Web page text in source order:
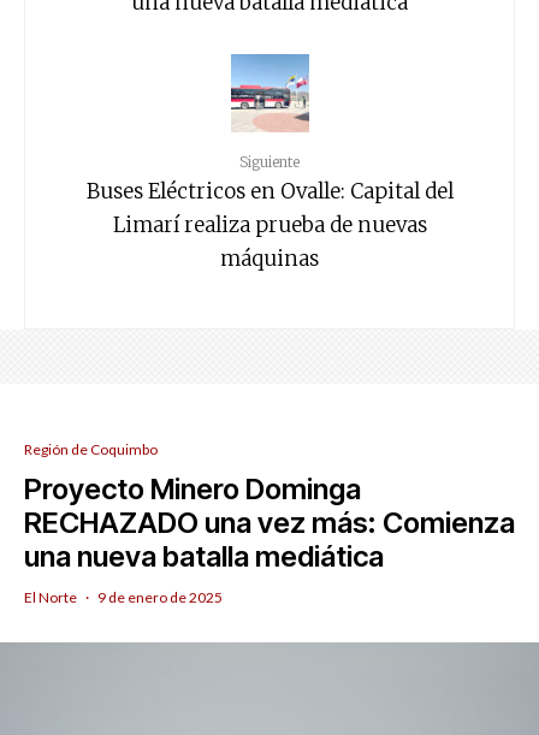
Siguiente
Buses Eléctricos en Ovalle: Capital del
Limarí realiza prueba de nuevas
máquinas
Región de Coquimbo
Proyecto Minero Dominga
RECHAZADO una vez más: Comienza
una nueva batalla mediática
El Norte · 9 de enero de 2025